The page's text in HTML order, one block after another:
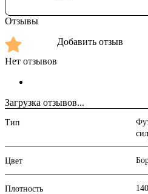
Отзывы
Загрузка отзывов...
Нет отзывов
Добавить отзыв
Тип
Цвет
Плотность